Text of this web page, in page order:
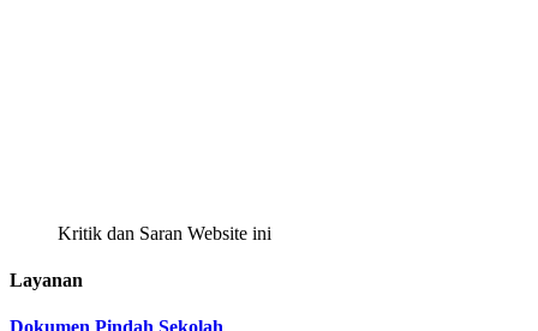
Kritik dan Saran Website ini
Layanan
Dokumen Pindah Sekolah